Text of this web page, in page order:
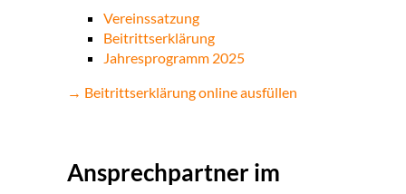
Vereinssatzung
Beitrittserklärung
Jahresprogramm 2025
→ Beitrittserklärung online ausfüllen
Ansprechpartner im